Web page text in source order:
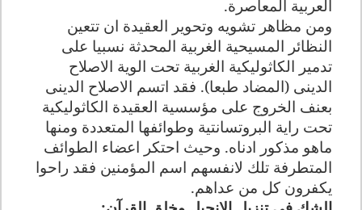
العربية المعاصرة.
ومن مظاهر تشويه وتحوير العقيدة ان تتعين
النظائر المسيحية الغربية المحدثة نسبيا على
تدمير الكاثوليكية الغربية تحت الوية الاصلاح
الدينى (المضاد طبعا). فقد اتسم الاصلاح الدينى
بعنف الخروج على مؤسسية العقيدة الكاثوليكية
تحت راية البروتسانتية وطوائفها المتعددة ومنها
ماهو مذكور ادناه. وحيث احتكر اعضاء الطوائف
المتطرفة تلك لانفسهم اسم المؤمنين فقد راحوا
يكفرون كل من عداهم.